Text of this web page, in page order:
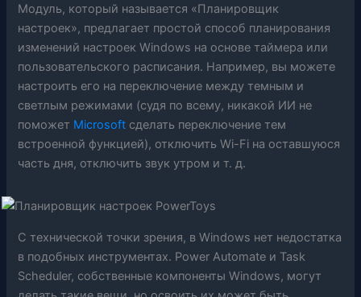
Модуль, который называется «Планировщик
настроек», предлагает простой способ планирования
изменений настроек Windows на основе таймера или
пользовательского расписания. Например, вы можете
настроить его на переключение между темным и
светлым режимами (судя по всему, никакой ИИ не
поможет Microsoft сделать переключение тем
встроенной функцией), отключить Wi-Fi на оставшуюся
часть дня, отключить звук утром и т. д.
С технической точки зрения, в Windows нет недостатка
в подобных инструментах. Power Automate и Task
Scheduler, собственные компоненты Windows, могут